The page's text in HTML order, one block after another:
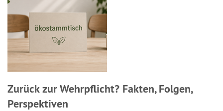
Zurück zur Wehrpflicht? Fakten, Folgen,
Perspektiven